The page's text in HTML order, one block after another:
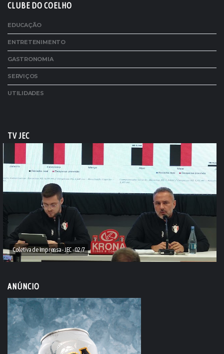
CLUBE DO COELHO
EDUCAÇÃO
ENTRETENIMENTO
GASTRONOMIA
SERVIÇOS
UTILIDADES
TV JEC
Coletiva de Imprensa - JEC - 02/7
ANÚNCIO